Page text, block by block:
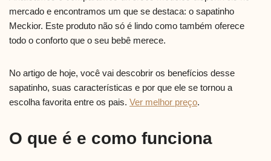
mercado e encontramos um que se destaca: o sapatinho
Meckior. Este produto não só é lindo como também oferece
todo o conforto que o seu bebê merece.
No artigo de hoje, você vai descobrir os benefícios desse
sapatinho, suas características e por que ele se tornou a
escolha favorita entre os pais. Ver melhor preço.
O que é e como funciona